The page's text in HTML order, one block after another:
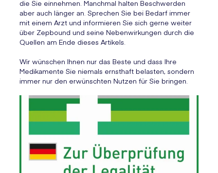
die Sie einnehmen. Manchmal halten Beschwerden
aber auch länger an. Sprechen Sie bei Bedarf immer
mit einem Arzt und informieren Sie sich gerne weiter
über Zepbound und seine Nebenwirkungen durch die
Quellen am Ende dieses Artikels.
Wir wünschen Ihnen nur das Beste und dass Ihre
Medikamente Sie niemals ernsthaft belasten, sondern
immer nur den erwünschten Nutzen für Sie bringen.